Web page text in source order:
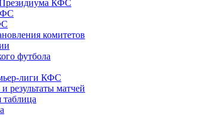
КФС
комитетов
футбола
лиги КФС
результаты матчей
таблица